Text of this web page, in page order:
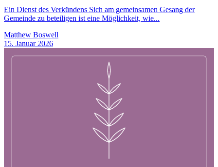
Ein Dienst des Verkündens Sich am gemeinsamen Gesang der
Gemeinde zu beteiligen ist eine Möglichkeit, wie...
Matthew Boswell
15. Januar 2026